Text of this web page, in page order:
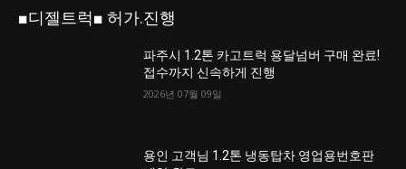
■디젤트럭■ 허가.진행
파주시 1.2톤 카고트럭 용달넘버 구매 완료!
접수까지 신속하게 진행
2026년 07월 09일
용인 고객님 1.2톤 냉동탑차 영업용번호판